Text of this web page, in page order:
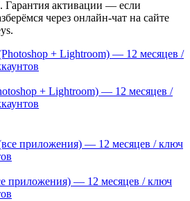
Гарантия активации — если
через онлайн-чат на сайте
+ Lightroom) — 12 месяцев /
приложения) — 12 месяцев / ключ